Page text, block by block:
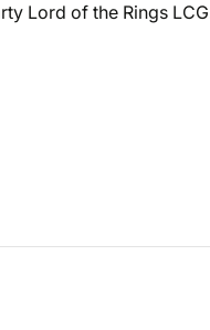
Lord of the Rings